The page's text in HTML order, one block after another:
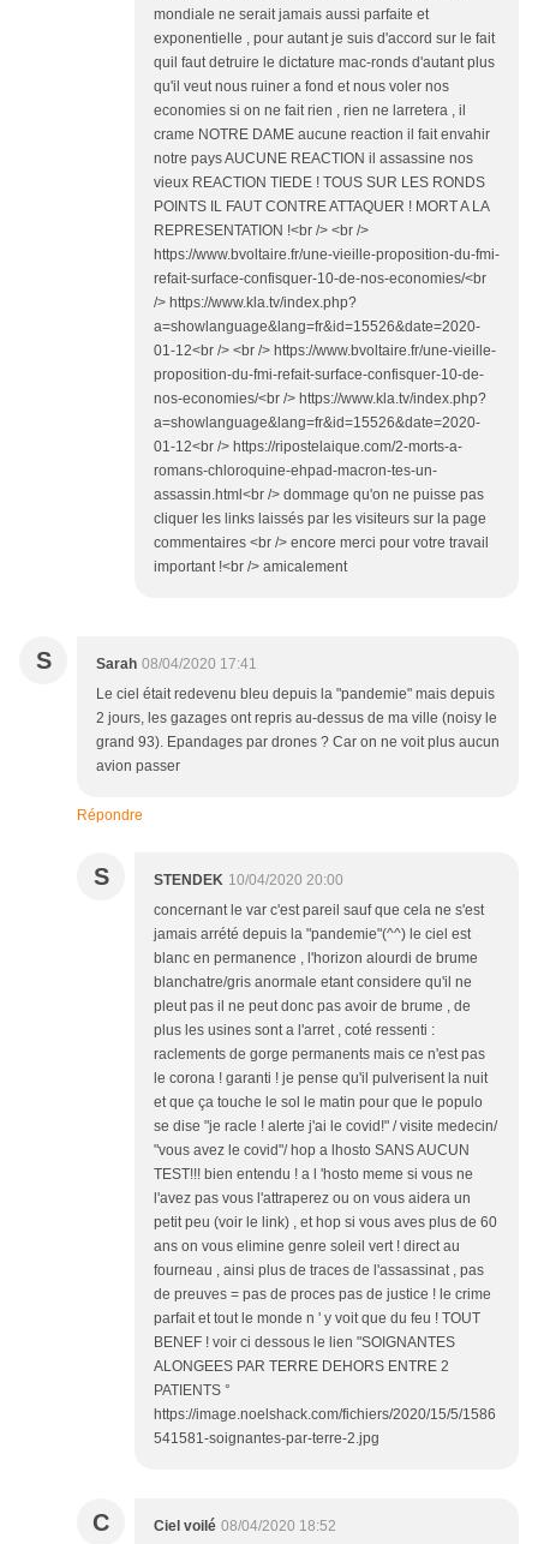
mondiale ne serait jamais aussi parfaite et
exponentielle , pour autant je suis d'accord sur le fait
quil faut detruire le dictature mac-ronds d'autant plus
qu'il veut nous ruiner a fond et nous voler nos
economies si on ne fait rien , rien ne larretera , il
crame NOTRE DAME aucune reaction il fait envahir
notre pays AUCUNE REACTION il assassine nos
vieux REACTION TIEDE ! TOUS SUR LES RONDS
POINTS IL FAUT CONTRE ATTAQUER ! MORT A LA
REPRESENTATION !<br /> <br />
https://www.bvoltaire.fr/une-vieille-proposition-du-fmi-
refait-surface-confisquer-10-de-nos-economies/<br
/> https://www.kla.tv/index.php?
a=showlanguage&lang=fr&id=15526&date=2020-
01-12<br /> <br /> https://www.bvoltaire.fr/une-vieille-
proposition-du-fmi-refait-surface-confisquer-10-de-
nos-economies/<br /> https://www.kla.tv/index.php?
a=showlanguage&lang=fr&id=15526&date=2020-
01-12<br /> https://ripostelaique.com/2-morts-a-
romans-chloroquine-ehpad-macron-tes-un-
assassin.html<br /> dommage qu'on ne puisse pas
cliquer les links laissés par les visiteurs sur la page
commentaires <br /> encore merci pour votre travail
important !<br /> amicalement
S Sarah 08/04/2020 17:41
Le ciel était redevenu bleu depuis la "pandemie" mais depuis
2 jours, les gazages ont repris au-dessus de ma ville (noisy le
grand 93). Epandages par drones ? Car on ne voit plus aucun
avion passer
Répondre
S STENDEK 10/04/2020 20:00
concernant le var c'est pareil sauf que cela ne s'est
jamais arrété depuis la "pandemie"(^^) le ciel est
blanc en permanence , l'horizon alourdi de brume
blanchatre/gris anormale etant considere qu'il ne
pleut pas il ne peut donc pas avoir de brume , de
plus les usines sont a l'arret , coté ressenti :
raclements de gorge permanents mais ce n'est pas
le corona ! garanti ! je pense qu'il pulverisent la nuit
et que ça touche le sol le matin pour que le populo
se dise "je racle ! alerte j'ai le covid!" / visite medecin/
"vous avez le covid"/ hop a lhosto SANS AUCUN
TEST!!! bien entendu ! a l 'hosto meme si vous ne
l'avez pas vous l'attraperez ou on vous aidera un
petit peu (voir le link) , et hop si vous aves plus de 60
ans on vous elimine genre soleil vert ! direct au
fourneau , ainsi plus de traces de l'assassinat , pas
de preuves = pas de proces pas de justice ! le crime
parfait et tout le monde n ' y voit que du feu ! TOUT
BENEF ! voir ci dessous le lien "SOIGNANTES
ALONGEES PAR TERRE DEHORS ENTRE 2
PATIENTS °
https://image.noelshack.com/fichiers/2020/15/5/1586
541581-soignantes-par-terre-2.jpg
C Ciel voilé 08/04/2020 18:52